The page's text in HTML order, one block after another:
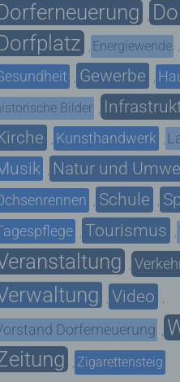
,
, Energiewende ,
, Gewerbe ,
Bilder ,
, Kunsthandwerk ,
, Natur und
, Schule ,
, Tourismus ,
,
, Video ,
Dorferneuerung ,
, Zigarettensteig